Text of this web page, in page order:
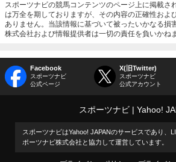
スポーツナビの競馬コンテンツのページ上に掲載さ
は万全を期しておりますが、その内容の正確性およ
ありません。当該情報に基づいて被ったいかなる損
株式会社および情報提供者は一切の責任を負いかねま
Facebook
スポーツナビ
公式ページ
X(旧Twitter)
スポーツナビ
公式アカウント
スポーツナビ Yahoo!
スポーツナビはYahoo! JAPANのサービスであり、
ポーツナビ株式会社と協力して運営しています。